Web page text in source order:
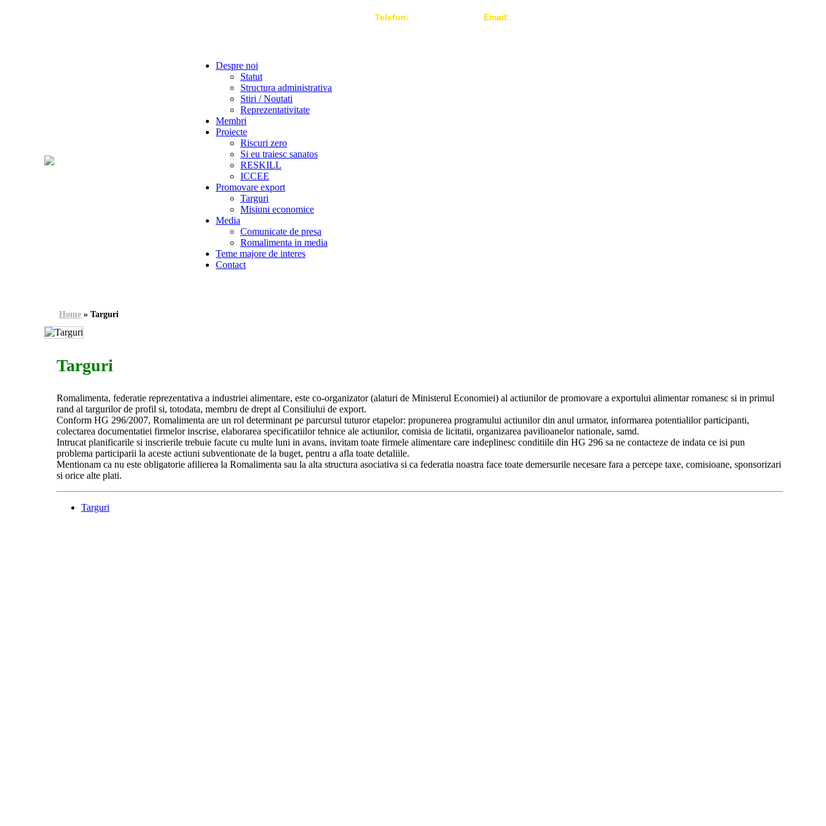
Telefon: Email:
Despre noi
Statut
Structura administrativa
Stiri / Noutati
Reprezentativitate
Membri
Proiecte
Riscuri zero
Si eu traiesc sanatos
RESKILL
ICCEE
Promovare export
Targuri
Misiuni economice
Media
Comunicate de presa
Romalimenta in media
Teme majore de interes
Contact
Home » Targuri
Targuri
Romalimenta, federatie reprezentativa a industriei alimentare, este co-organizator (alaturi de Ministerul Economiei) al actiunilor de promovare a exportului alimentar romanesc si in primul
rand al targurilor de profil si, totodata, membru de drept al Consiliului de export.
Conform HG 296/2007, Romalimenta are un rol determinant pe parcursul tuturor etapelor: propunerea programului actiunilor din anul urmator, informarea potentialilor participanti,
colectarea documentatiei firmelor inscrise, elaborarea specificatiilor tehnice ale actiunilor, comisia de licitatii, organizarea pavilioanelor nationale, samd.
Intrucat planificarile si inscrierile trebuie facute cu multe luni in avans, invitam toate firmele alimentare care indeplinesc conditiile din HG 296 sa ne contacteze de indata ce isi pun
problema participarii la aceste actiuni subventionate de la buget, pentru a afla toate detaliile.
Mentionam ca nu este obligatorie afilierea la Romalimenta sau la alta structura asociativa si ca federatia noastra face toate demersurile necesare fara a percepe taxe, comisioane, sponsorizari
si orice alte plati.
Targuri